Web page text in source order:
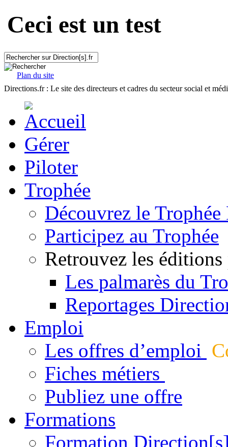
Ceci est un test
Plan du site
Directions.fr : Le site des directeurs et cadres du secteur social et
Gérer
Piloter
Trophée
Découvrez le
Participez au Trophée
Retrouvez les éditions
Les palmarès du
Reportages
Emploi
Les offres d’emploi
Fiches métiers
Publiez une offre
Formations
Formation